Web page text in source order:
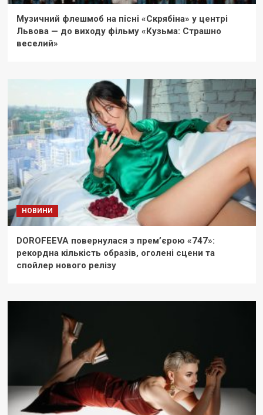
Музичний флешмоб на пісні «Скрябіна» у центрі
Львова — до виходу фільму «Кузьма: Страшно
веселий»
НОВИНИ
DOROFEEVA повернулася з прем’єрою «747»:
рекордна кількість образів, оголені сцени та
спойлер нового релізу